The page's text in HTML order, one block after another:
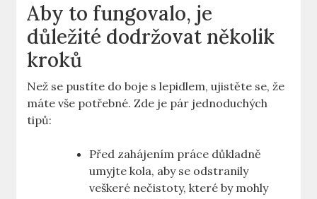
Aby to fungovalo, je
důležité dodržovat několik
kroků
Než se⁢ pustíte do boje s lepidlem, ujistěte se, že
máte ‍vše⁣ potřebné. Zde je pár jednoduchých
tipů:
Před zahájením práce důkladně
umyjte kola, aby‍ se odstranily
veškeré nečistoty, které​ by mohly